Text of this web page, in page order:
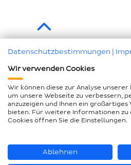
Impressum
Datenschutz
Compliance
AEB und LkSG
Seitenübersicht
Datenschutzbestimmungen |
Wir verwenden Cookies
Wir können diese zur Analyse
um unsere Webseite zu verbessern,
anzuzeigen und Ihnen ein großartiges
bieten. Für weitere Informationen zu
Cookies öffnen Sie die Einstellungen.
Ablehnen